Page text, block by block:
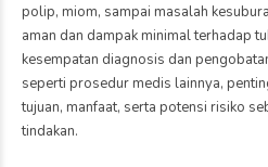
polip, miom, sampai masalah
aman dan dampak minimal terhadap
kesempatan diagnosis dan
seperti prosedur medis lainnya,
tujuan, manfaat, serta potensi risiko
tindakan.